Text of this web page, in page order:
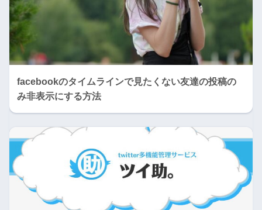
facebookのタイムラインで見たくない友達の投稿の
み非表示にする方法